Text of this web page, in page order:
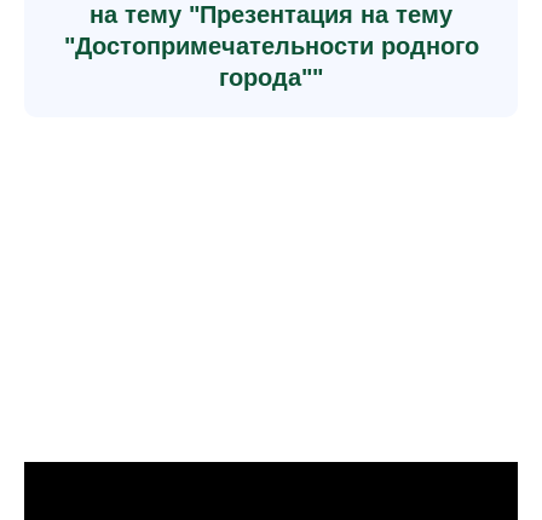
на тему "Презентация на тему
"Достопримечательности родного
города""